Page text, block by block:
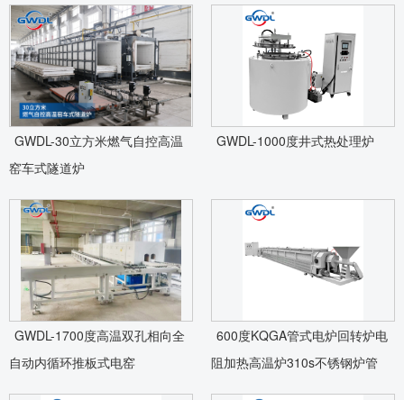
GWDL-30立方米燃气自控高温
窑车式隧道炉
GWDL-1000度井式热处理炉
GWDL-1700度高温双孔相向全
自动内循环推板式电窑
600度KQGA管式电炉回转炉电
阻加热高温炉310s不锈钢炉管